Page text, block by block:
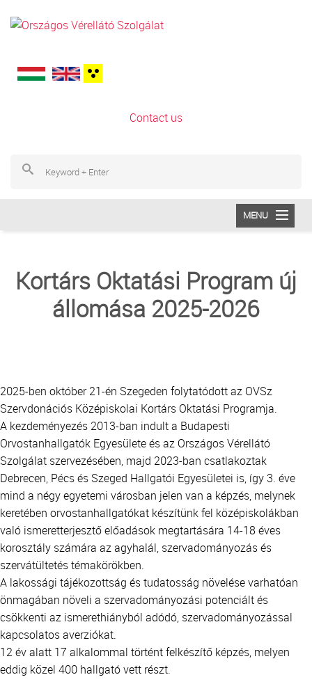
Contact us
MENU
SERVICE
CENTRAL WAITING LIST OFFICE
Kortárs Oktatási Program új
állomása 2025-2026
2025-ben október 21-én Szegeden folytatódott az OVSz
Szervdonációs Középiskolai Kortárs Oktatási Programja.
A kezdeményezés 2013-ban indult a Budapesti
Orvostanhallgatók Egyesülete és az Országos Vérellátó
Szolgálat szervezésében, majd 2023-ban csatlakoztak
Debrecen, Pécs és Szeged Hallgatói Egyesületei is, így 3. éve
mind a négy egyetemi városban jelen van a képzés, melynek
keretében orvostanhallgatókat készítünk fel középiskolákban
való ismeretterjesztő előadások megtartására 14-18 éves
korosztály számára az agyhalál, szervadományozás és
szervátültetés témakörökben.
A lakossági tájékozottság és tudatosság növelése varhatóan
önmagában növeli a szervadományozási potenciált és
csökkenti az ismerethiányból adódó, szervadományozással
kapcsolatos averziókat.
12 év alatt 17 alkalommal történt felkészítő képzés, melyen
eddig közel 400 hallgató vett részt.